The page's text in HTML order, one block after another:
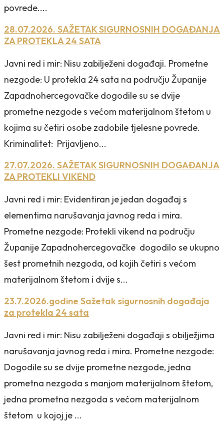
povrede....
28.07.2026. SAŽETAK SIGURNOSNIH DOGAĐANJA
ZA PROTEKLA 24 SATA
Javni red i mir: Nisu zabilježeni događaji. Prometne
nezgode: U protekla 24 sata na području Županije
Zapadnohercegovačke dogodile su se dvije
prometne nezgode s većom materijalnom štetom u
kojima su četiri osobe zadobile tjelesne povrede.
Kriminalitet: Prijavljeno...
27.07.2026. SAŽETAK SIGURNOSNIH DOGAĐANJA
ZA PROTEKLI VIKEND
Javni red i mir: Evidentiran je jedan događaj s
elementima narušavanja javnog reda i mira.
Prometne nezgode: Protekli vikend na području
Županije Zapadnohercegovačke dogodilo se ukupno
šest prometnih nezgoda, od kojih četiri s većom
materijalnom štetom i dvije s...
23.7.2026.godine Sažetak sigurnosnih događaja
za protekla 24 sata
Javni red i mir: Nisu zabilježeni događaji s obilježjima
narušavanja javnog reda i mira. Prometne nezgode:
Dogodile su se dvije prometne nezgode, jedna
prometna nezgoda s manjom materijalnom štetom,
jedna prometna nezgoda s većom materijalnom
štetom u kojoj je ...